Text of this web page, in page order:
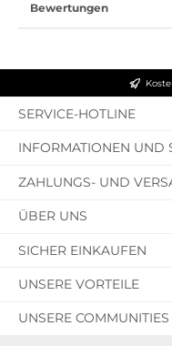
Bewertungen
SERVICE-HOTLINE
INFORMATIONEN UND
ZAHLUNGS- UND
ÜBER UNS
SICHER EINKAUFEN
UNSERE VORTEILE
UNSERE COMMUNITIES